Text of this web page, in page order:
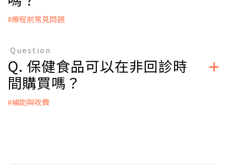
#療程前常見問題
我們為您制定最適合的治療方案。
立即掛號
Question
Q. 保健食品可以在非回診時
間購買嗎？
#補助與收費